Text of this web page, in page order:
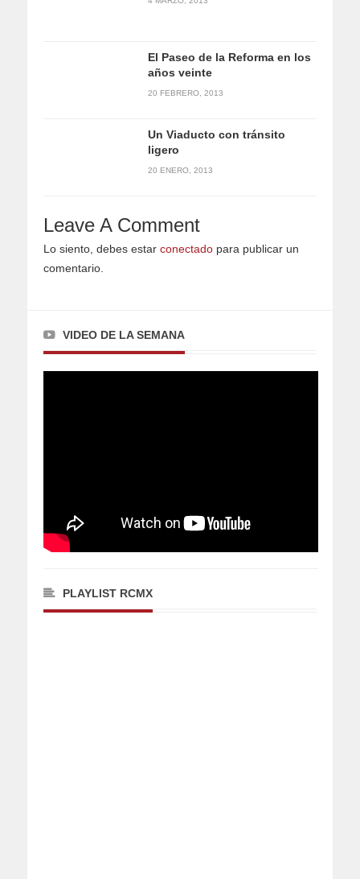
El Paseo de la Reforma en los
años veinte
20 FEBRERO, 2013
Un Viaducto con tránsito
ligero
20 ENERO, 2013
Leave A Comment
Lo siento, debes estar conectado para publicar un
comentario.
VIDEO DE LA SEMANA
PLAYLIST RCMX